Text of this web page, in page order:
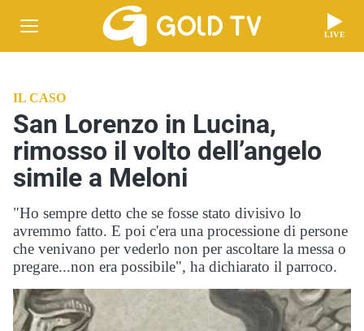
LIVE
IL CASO
San Lorenzo in Lucina,
rimosso il volto dell’angelo
simile a Meloni
"Ho sempre detto che se fosse stato divisivo lo
avremmo fatto. E poi c'era una processione di persone
che venivano per vederlo non per ascoltare la messa o
pregare...non era possibile", ha dichiarato il parroco.